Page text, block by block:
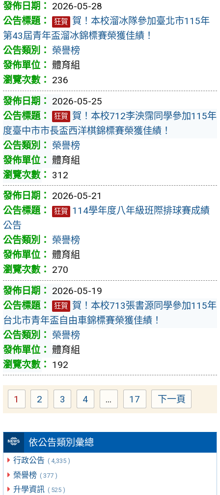
依公告類別彙總
行政公告 ( 4,335 )
榮譽榜 ( 377 )
升學資訊 ( 525 )
2026-05-28
狂賀 賀！本校溜冰隊參加臺北市115年
第43屆青年盃溜冰錦標賽榮獲佳績！
榮譽榜
體育組
236
2026-05-25
狂賀 賀！本校712李泱霈同學參加115年
度臺中市市長盃西洋棋錦標賽榮獲佳績！
榮譽榜
體育組
312
2026-05-21
狂賀
114學年度八年級班際排球賽成績
公告
榮譽榜
體育組
270
2026-05-19
狂賀 賀！本校713張書源同學參加115年
台北市青年盃自由車錦標賽榮獲佳績！
榮譽榜
體育組
192
Page
1 Page
2 Page
3 Page
4 ... Page
17 下一頁